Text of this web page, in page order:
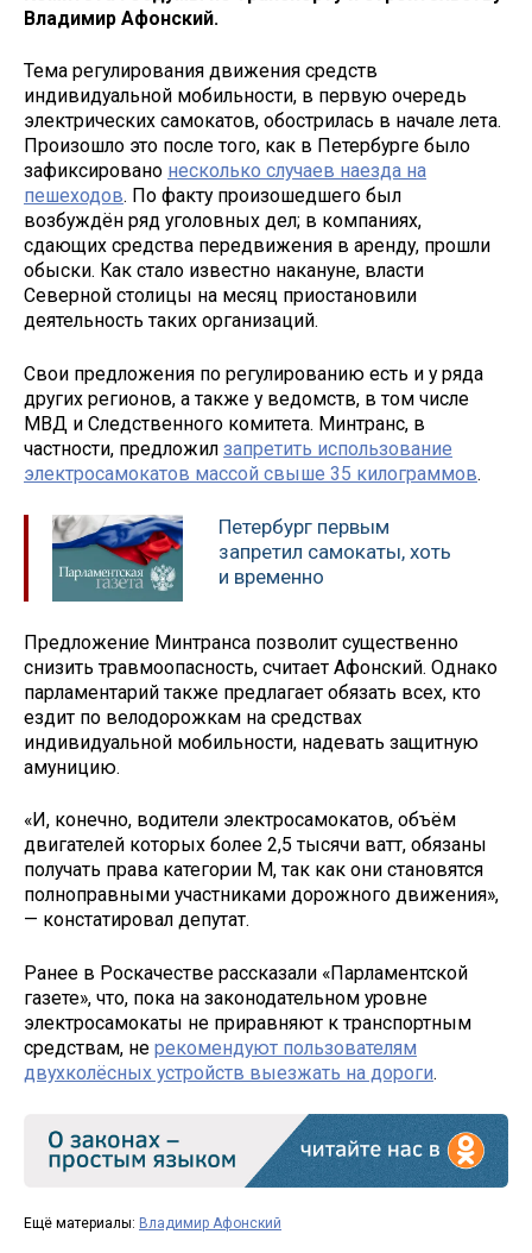
Владимир Афонский.
Тема регулирования движения средств
индивидуальной мобильности, в первую очередь
электрических самокатов, обострилась в начале лета.
Произошло это после того, как в Петербурге было
зафиксировано несколько случаев наезда на
пешеходов. По факту произошедшего был
возбуждён ряд уголовных дел; в компаниях,
сдающих средства передвижения в аренду, прошли
обыски. Как стало известно накануне, власти
Северной столицы на месяц приостановили
деятельность таких организаций.
Свои предложения по регулированию есть и у ряда
других регионов, а также у ведомств, в том числе
МВД и Следственного комитета. Минтранс, в
частности, предложил запретить использование
электросамокатов массой свыше 35 килограммов.
Петербург первым
запретил самокаты, хоть
и временно
Предложение Минтранса позволит существенно
снизить травмоопасность, считает Афонский. Однако
парламентарий также предлагает обязать всех, кто
ездит по велодорожкам на средствах
индивидуальной мобильности, надевать защитную
амуницию.
«И, конечно, водители электросамокатов, объём
двигателей которых более 2,5 тысячи ватт, обязаны
получать права категории М, так как они становятся
полноправными участниками дорожного движения»,
— констатировал депутат.
Ранее в Роскачестве рассказали «Парламентской
газете», что, пока на законодательном уровне
электросамокаты не приравняют к транспортным
средствам, не рекомендуют пользователям
двухколёсных устройств выезжать на дороги.
Ещё материалы: Владимир Афонский